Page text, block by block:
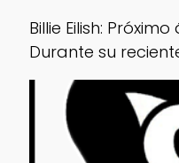
Billie Eilish:
Durante su